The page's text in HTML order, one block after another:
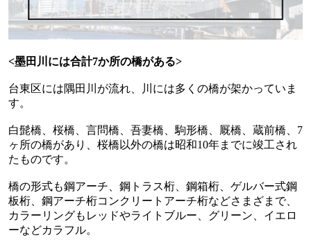
<墨田川には合計7か所の橋がある>
台東区には隅田川が流れ、川には多くの橋が架かっていま
す。
白髭橋、桜橋、言問橋、吾妻橋、駒形橋、厩橋、蔵前橋、 7
ヶ所の橋があり、桜橋以外の橋は昭和10年までに竣工され
たものです。
橋の形式も鋼アーチ、鋼トラス桁、鋼箱桁、ゲルバー式鋼
板桁、鋼アーチ桁コンクリートアーチ桁などさまざまで、
カラーリングもレッドやライトブルー、グリーン、イエロ
ーなどカラフル。